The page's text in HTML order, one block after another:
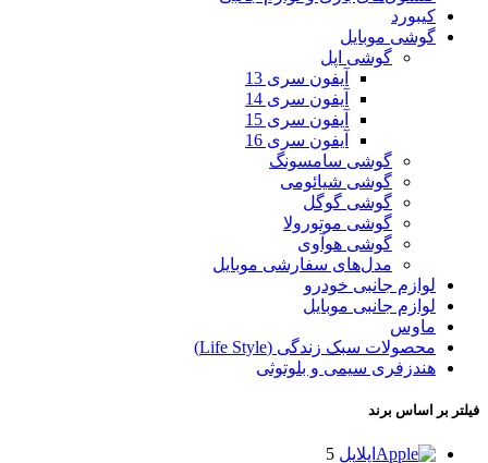
کیبورد
گوشی موبایل
گوشی اپل
آیفون سری 13
آیفون سری 14
آیفون سری 15
آیفون سری 16
گوشی سامسونگ
گوشی شیائومی
گوشی گوگل
گوشی موتورولا
گوشی هوآوی
مدل‌های سفارشی موبایل
لوازم جانبی خودرو
لوازم جانبی موبایل
ماوس
محصولات سبک زندگی (Life Style)
هندزفری سیمی و بلوتوثی
فیلتر بر اساس برند
اپلاپل 5